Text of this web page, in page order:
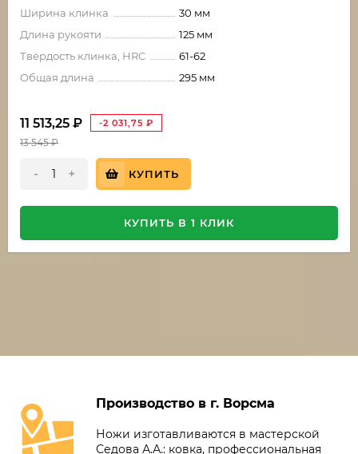
Ширина клинка
30 мм
Длина рукояти
125 мм
Твёрдость клинка, HRC
61-62
Общая длина
295 мм
11 513,25 ₽ -2 031,75 ₽
13 545₽
- + КУПИТЬ
КУПИТЬ В 1 КЛИК
Производство в г. Ворсма
Ножи изготавливаются в мастерской
Седова А.А.: ковка, профессиональная